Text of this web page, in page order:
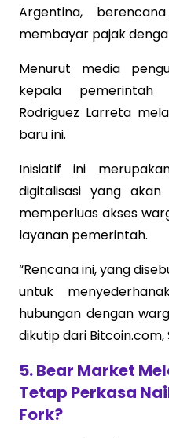
Argentina,
membayar pajak
Menurut media
kepala pemerintah
Rodriguez Larreta
baru ini.
Inisiatif ini
digitalisasi yang
memperluas akses
layanan pemerintah.
“Rencana ini, yang
untuk
hubungan dengan
dikutip dari
5. Bear Market
Tetap Perkasa
Fork?